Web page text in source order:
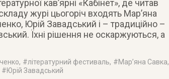
кав’ярні «Кабінет», де читав
журі цьогоріч входять Мар’яна
Юрій Завадський і – традиційно –
Їхні рішення не оскаржуються, а
, #літературний фестиваль, #Мар’яна Савка,
#Юрій Завадський